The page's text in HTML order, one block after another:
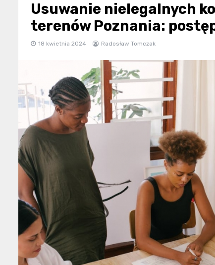
Usuwanie nielegalnych
terenów Poznania:
18 kwietnia 2024 Radosław Tomczak